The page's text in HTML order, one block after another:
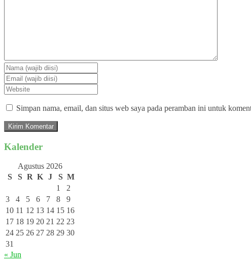
Simpan nama, email, dan situs web saya pada peramban ini untuk
Kalender
Agustus 2026
S
S R K J S M
1
2
3
4 5 6 7 8
9
10 11 12 13 14 15 16
17 18 19 20 21 22 23
24 25 26 27 28 29 30
31
« Jun